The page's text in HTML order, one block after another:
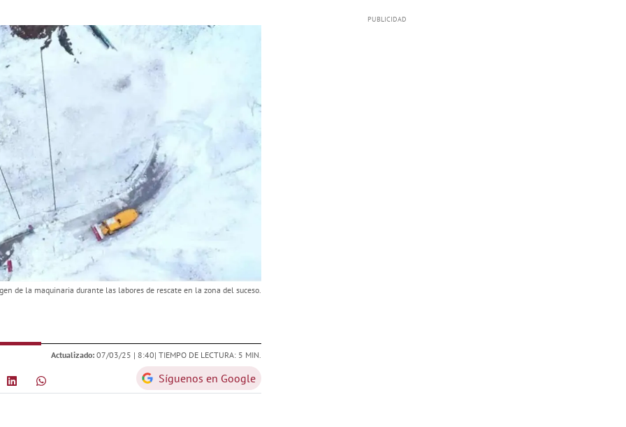
de la maquinaria durante las labores de rescate en la zona del suceso.
Actualizado: 07/03/25 | 8:40| TIEMPO DE LECTURA: 5 MIN.
Síguenos en Google